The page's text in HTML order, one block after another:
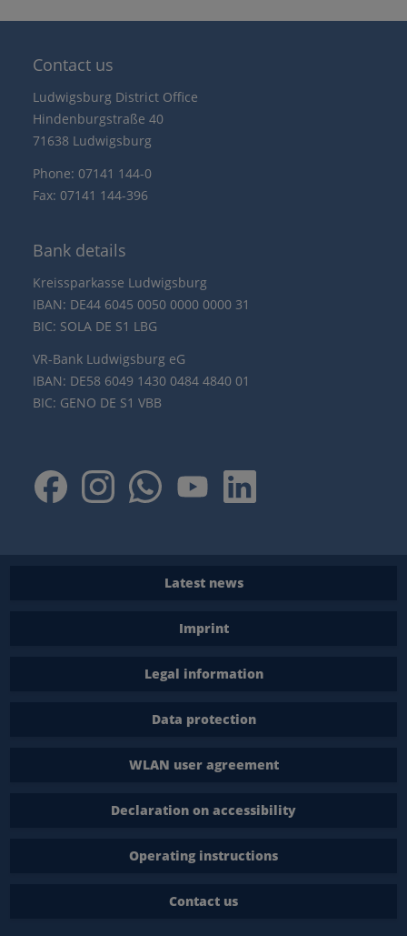
Contact us
Ludwigsburg District Office
Hindenburgstraße 40
71638 Ludwigsburg
Phone: 07141 144-0
Fax: 07141 144-396
Bank details
Kreissparkasse Ludwigsburg
IBAN: DE44 6045 0050 0000 0000 31
BIC: SOLA DE S1 LBG
VR-Bank Ludwigsburg eG
IBAN: DE58 6049 1430 0484 4840 01
BIC: GENO DE S1 VBB
Latest news
Imprint
Legal information
Data protection
WLAN user agreement
Declaration on accessibility
Operating instructions
Contact us